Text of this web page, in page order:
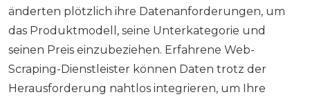
änderten plötzlich ihre Datenanforderungen, um
das Produktmodell, seine Unterkategorie und
seinen Preis einzubeziehen. Erfahrene Web-
Scraping-Dienstleister können Daten trotz der
Herausforderung nahtlos integrieren, um Ihre